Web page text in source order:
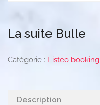
La suite Bulle
Catégorie : Listeo booking
Description